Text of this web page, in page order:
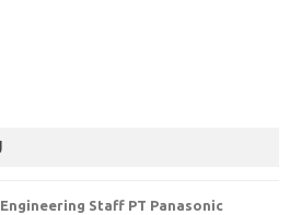
Staff PT Panasonic